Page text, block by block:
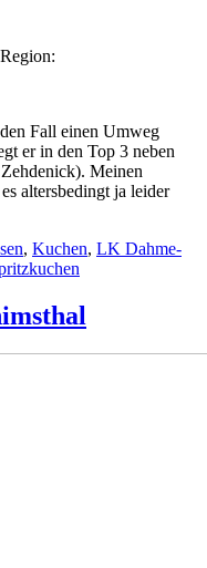
Fall einen Umweg
er in den Top 3 neben
Meinen
altersbedingt ja leider
, Kuchen, LK Dahme-